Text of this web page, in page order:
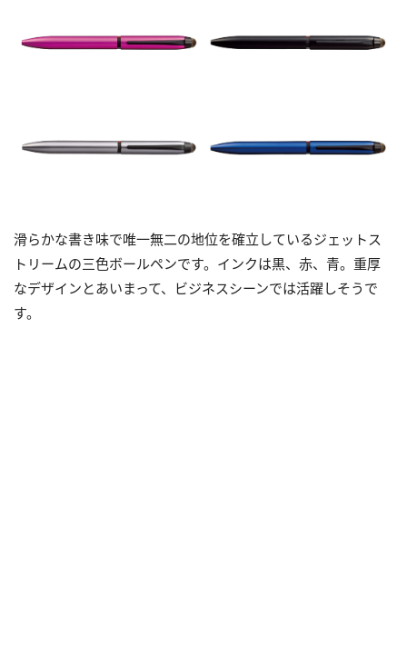
滑らかな書き味で唯一無二の地位を確立しているジェットス
トリームの三色ボールペンです。インクは黒、赤、青。重厚
なデザインとあいまって、ビジネスシーンでは活躍しそうで
す。